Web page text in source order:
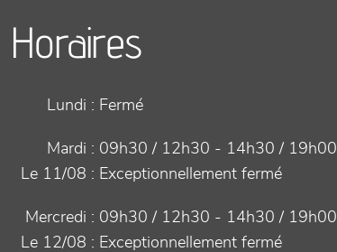
Horaires
Lundi : Fermé
Mardi : 09h30 / 12h30 - 14h30 / 19h00
Le 11/08 : Exceptionnellement fermé
Mercredi : 09h30 / 12h30 - 14h30 / 19h00
Le 12/08 : Exceptionnellement fermé